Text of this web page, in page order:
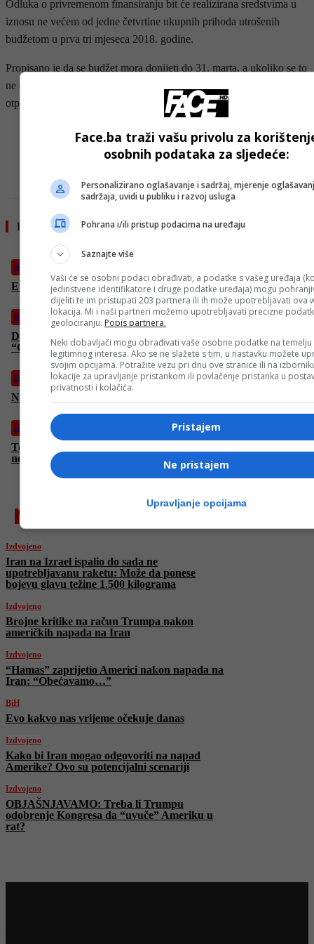
Odluka o privremenom finansiranju bit će realizirana sredstvima u
iznosu ne većem od jedne četvrtine ukupnih prihoda utrošenih
budžetom u prva tri mjeseca 2018. godine.
Propisano je da se budžet mora donijeti do 31. marta, a ukoliko se to
ne dogodi neće bitir realizirani rashodi u bilo koju svrhu osim
otplate duga sve dok se budžet ne usvoji.
- OGLAS -
Pročitajte još
BiH
Evo kakvo nas vrijeme očekuje danas
BiH
Dodik napao članove SDS-a, stigao mu ekspresan odgovor:
“Opasnost si ti sa svojim dahijama”
BiH
Na Tjentištu obilježena 82. godišnjica bitke na Sutjesci
BiH
Tomo Spahović reagovao na izjavu Brgulje: Zbog nas bježati
ne trebaš, neka ti sude Allah i država!
najnovije
Izdvojeno
Iran na Izrael ispalio do sada ne
upotrebljavanu raketu: Može da ponese
bojevu glavu težine 1.500 kilograma
Izdvojeno
Brojne kritike na račun Trumpa nakon
američkih napada na Iran
Izdvojeno
“Hamas” zaprijetio Americi nakon napada na
Iran: “Obećavamo…”
BiH
Evo kakvo nas vrijeme očekuje danas
Izdvojeno
Kako bi Iran mogao odgovoriti na napad
Amerike? Ovo su potencijalni scenariji
Izdvojeno
OBJAŠNJAVAMO: Treba li Trumpu
odobrenje Kongresa da “uvuče” Ameriku u
rat?
Face.ba traži vašu privolu za
osobnih podataka za sljedeće:
Personalizirano oglašavanje i sadržaj, mjerenje
sadržaja, uvidi u publiku i razvoj usluga
Pohrana i/ili pristup podacima na uređaju
Saznajte više
Vaši će se osobni podaci obrađivati, a podatke s vašeg uređaja
jedinstvene identifikatore i druge podatke uređaja) mogu
dijeliti te im pristupati 203 partnera ili ih može upotrebljavati ova
lokacija. Mi i naši partneri možemo upotrebljavati precizne
geolociranju. Popis partnera.
Neki dobavljači mogu obrađivati vaše osobne podatke na temelju
legitimnog interesa. Ako se ne slažete s tim, u nastavku možete
svojim opcijama. Potražite vezu pri dnu ove stranice ili na
lokacije za upravljanje pristankom ili povlačenje pristanka u
privatnosti i kolačića.
Pristajem
Ne pristajem
Upravljanje opcijama